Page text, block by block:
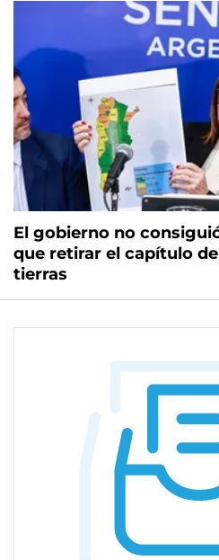
El gobierno no
que retirar el capítulo
tierras